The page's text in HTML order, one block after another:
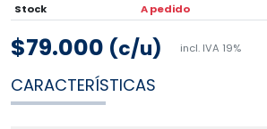
Stock A pedido
$79.000 (c/u) incl. IVA 19%
CARACTERÍSTICAS